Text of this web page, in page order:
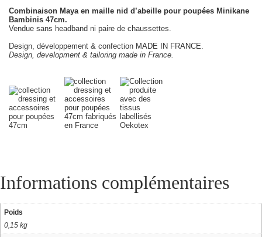
Combinaison Maya en maille nid d’abeille pour poupées Minikane
Bambinis 47cm.
Vendue sans headband ni paire de chaussettes.
Design, développement & confection MADE IN FRANCE.
Design, development & tailoring made in France.
Informations complémentaires
Poids
0,15 kg